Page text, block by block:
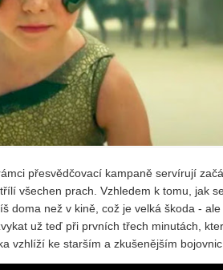
přesvědčovací kampaně servírují
všechen prach. Vzhledem k tomu, jak
doma než v kině, což je velká škoda -
už teď při prvních třech minutách,
vzhlíží ke starším a zkušenějším